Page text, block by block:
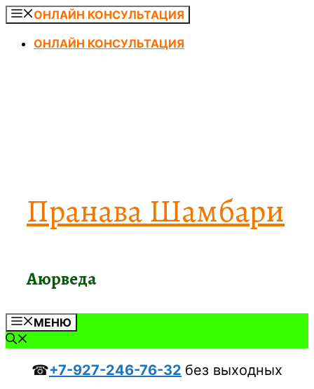
Перейти
содержимому
ОНЛАЙН КОНСУЛЬТАЦИЯ
ОНЛАЙН КОНСУЛЬТАЦИЯ
Пранава Шамбари
Аюрведа
МЕНЮ
☎+7-927-246-76-32 без выходных